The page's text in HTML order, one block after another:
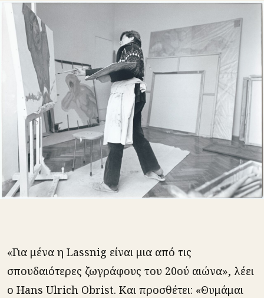
«Για μένα η Lassnig είναι μια από τις
σπουδαιότερες ζωγράφους του 20ού αιώνα», λέει
ο Hans Ulrich Obrist. Και προσθέτει: «Θυμάμαι